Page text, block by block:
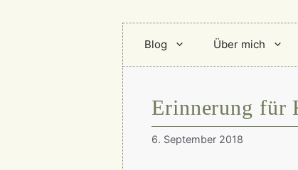
Blog Über mich
Erinnerung für
6. September 2018